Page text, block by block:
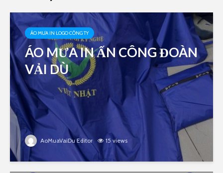
ÁO MƯA IN LOGO CÔNG TY
ÁO MƯA IN ẤN CÔNG ĐOÀN
VẢI DÙ
AoMuaVaiDu Editor 15 views